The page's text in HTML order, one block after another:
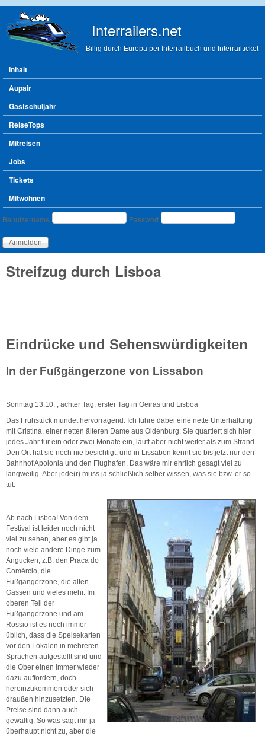
Interrailers.net
Billig durch Europa per Interrailbuch und Interrailticket
Hauptmenü
Inhalt
Aupair
Gastschuljahr
ReiseTops
Mitreisen
Jobs
Tickets
Mitwohnen
Benutzeranmeldung
Benutzername Passwort
Streifzug durch Lisboa
Eindrücke und Sehenswürdigkeiten
In der Fußgängerzone von Lissabon
Sonntag 13.10. ; achter Tag; erster Tag in Oeiras und Lisboa
Das Frühstück mundet hervorragend. Ich führe dabei eine nette Unterhaltung
mit Cristina, einer netten älteren Dame aus Oldenburg. Sie quartiert sich hier
jedes Jahr für ein oder zwei Monate ein, läuft aber nicht weiter als zum Strand.
Den Ort hat sie noch nie besichtigt, und in Lissabon kennt sie bis jetzt nur den
Bahnhof Apolonia und den Flughafen. Das wäre mir ehrlich gesagt viel zu
langweilig. Aber jede(r) muss ja schließlich selber wissen, was sie bzw. er so
tut.
Ab nach Lisboa! Von dem
Festival ist leider noch nicht
viel zu sehen, aber es gibt ja
noch viele andere Dinge zum
Angucken, z.B. den Praca do
Comércio, die
Fußgängerzone, die alten
Gassen und vieles mehr. Im
oberen Teil der
Fußgängerzone und am
Rossio ist es noch immer
üblich, dass die Speisekarten
vor den Lokalen in mehreren
Sprachen aufgestellt sind und
die Ober einen immer wieder
dazu auffordern, doch
hereinzukommen oder sich
draußen hinzusetzten. Die
Preise sind dann auch
gewaltig. So was sagt mir ja
überhaupt nicht zu, aber die